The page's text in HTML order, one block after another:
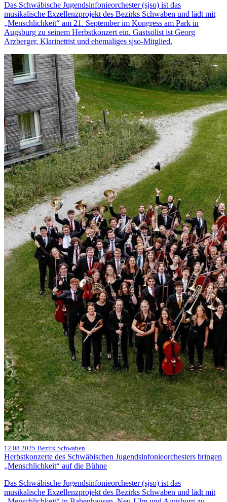
Das Schwäbische Jugendsinfonieorchester (sjso) ist das
musikalische Exzellenzprojekt des Bezirks Schwaben und lädt mit
„Menschlichkeit“ am 21. September im Kongress am Park in
Augsburg zu seinem Herbstkonzert ein. Gastsolist ist Georg
Arzberger, Klarinettist und ehemaliges sjso-Mitglied.
12.08.2025 Bezirk Schwaben
Herbstkonzerte des Schwäbischen Jugendsinfonieorchesters bringen
„Menschlichkeit“ auf die Bühne
Das Schwäbische Jugendsinfonieorchester (sjso) ist das
musikalische Exzellenzprojekt des Bezirks Schwaben und lädt mit